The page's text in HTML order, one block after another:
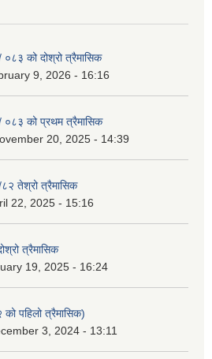
को दोश्रो त्रैमासिक
9, 2026 - 16:16
को प्रथम त्रैमासिक
20, 2025 - 14:39
तेश्रो त्रैमासिक
22, 2025 - 15:16
त्रैमासिक
19, 2025 - 16:24
पहिलो त्रैमासिक)
3, 2024 - 13:11